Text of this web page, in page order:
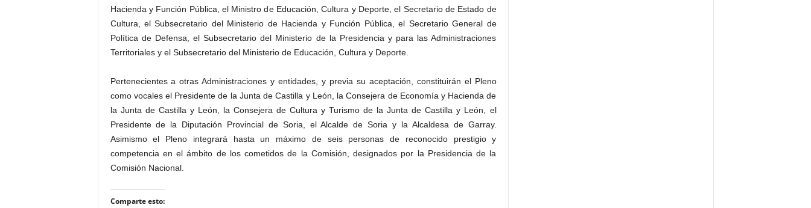
Hacienda y Función Pública, el Ministro de Educación, Cultura y Deporte, el Secretario de Estado de
Cultura, el Subsecretario del Ministerio de Hacienda y Función Pública, el Secretario General de
Política de Defensa, el Subsecretario del Ministerio de la Presidencia y para las Administraciones
Territoriales y el Subsecretario del Ministerio de Educación, Cultura y Deporte.
Pertenecientes a otras Administraciones y entidades, y previa su aceptación, constituirán el Pleno
como vocales el Presidente de la Junta de Castilla y León, la Consejera de Economía y Hacienda de
la Junta de Castilla y León, la Consejera de Cultura y Turismo de la Junta de Castilla y León, el
Presidente de la Diputación Provincial de Soria, el Alcalde de Soria y la Alcaldesa de Garray.
Asimismo el Pleno integrará hasta un máximo de seis personas de reconocido prestigio y
competencia en el ámbito de los cometidos de la Comisión, designados por la Presidencia de la
Comisión Nacional.
Comparte esto: